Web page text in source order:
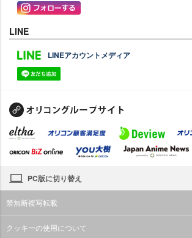
LINE
LINEアカウントメディア
PC版に切り替え
禁無断複写転載
クッキーの使用について